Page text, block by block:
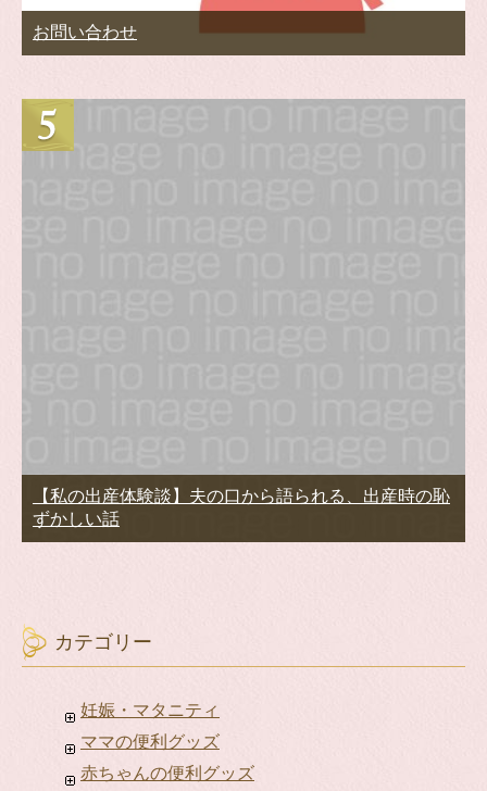
お問い合わせ
【私の出産体験談】夫の口から語られる、出産時の恥
ずかしい話
カテゴリー
妊娠・マタニティ
ママの便利グッズ
赤ちゃんの便利グッズ